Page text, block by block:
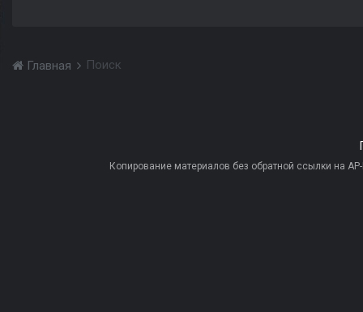
Главная Поиск
Копирование материалов без обратной ссылки на